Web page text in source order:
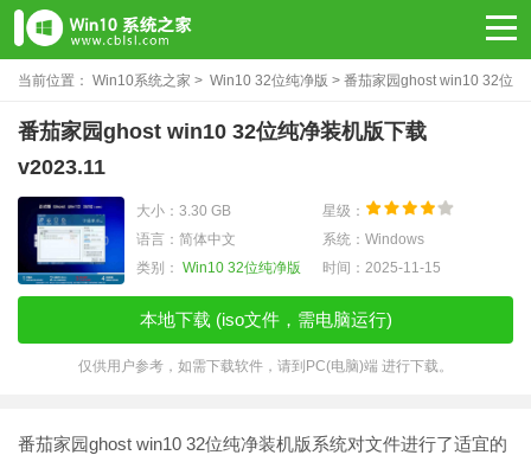
当前位置： Win10系统之家 > Win10 32位纯净版 > 番茄家园ghost win10 32位
纯净装机版下载v2023.11
番茄家园ghost win10 32位纯净装机版下载
v2023.11
大小：3.30 GB
星级：
语言：简体中文
系统：Windows
类别： Win10 32位纯净版 时间：2025-11-15
本地下载 (iso文件，需电脑运行)
仅供用户参考，如需下载软件，请到PC(电脑)端 进行下载。
番茄家园ghost win10 32位纯净装机版系统对文件进行了适宜的